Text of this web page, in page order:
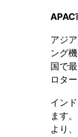
APAC
アジ
ング
国で
ロタ
イン
ます
より